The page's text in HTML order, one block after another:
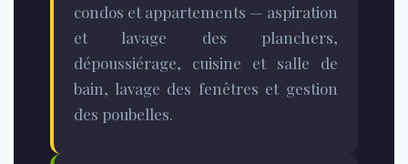
condos et appartements — aspiration
et lavage des planchers,
dépoussiérage, cuisine et salle de
bain, lavage des fenêtres et gestion
des poubelles.